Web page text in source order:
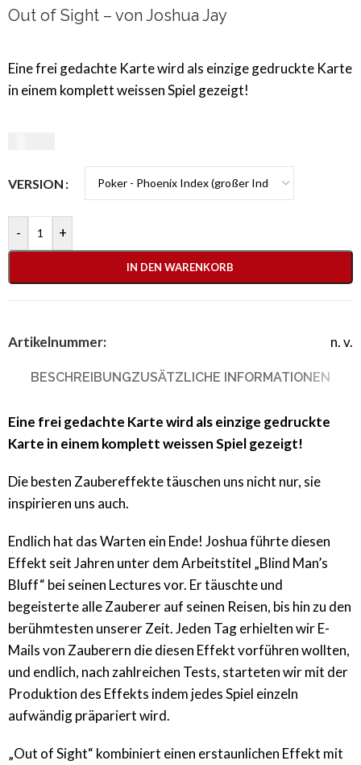
Out of Sight – von Joshua Jay
Eine frei gedachte Karte wird als einzige gedruckte Karte
in einem komplett weissen Spiel gezeigt!
VERSION
- +
IN DEN WARENKORB
Artikelnummer: n. v.
BESCHREIBUNGZUSÄTZLICHE INFORMATIONEN
Eine frei gedachte Karte wird als einzige gedruckte
Karte in einem komplett weissen Spiel gezeigt!
Die besten Zaubereffekte täuschen uns nicht nur, sie
inspirieren uns auch.
Endlich hat das Warten ein Ende! Joshua führte diesen
Effekt seit Jahren unter dem Arbeitstitel „Blind Man’s
Bluff“ bei seinen Lectures vor. Er täuschte und
begeisterte alle Zauberer auf seinen Reisen, bis hin zu den
berühmtesten unserer Zeit. Jeden Tag erhielten wir E-
Mails von Zauberern die diesen Effekt vorführen wollten,
und endlich, nach zahlreichen Tests, starteten wir mit der
Produktion des Effekts indem jedes Spiel einzeln
aufwändig präpariert wird.
„Out of Sight“ kombiniert einen erstaunlichen Effekt mit